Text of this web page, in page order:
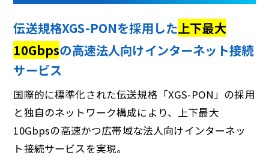
伝送規格XGS-PONを採用した上下最大
10Gbpsの高速法人向けインターネット接続
サービス
国際的に標準化された伝送規格「XGS-PON」の採用
と独自のネットワーク構成により、上下最大
10Gbpsの高速かつ広帯域な法人向けインターネッ
ト接続サービスを実現。